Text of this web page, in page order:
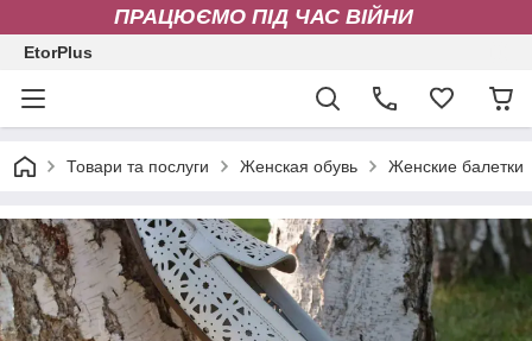
ПРАЦЮЄМО ПІД ЧАС ВІЙНИ
EtorPlus
Товари та послуги Женская обувь Женские балетки